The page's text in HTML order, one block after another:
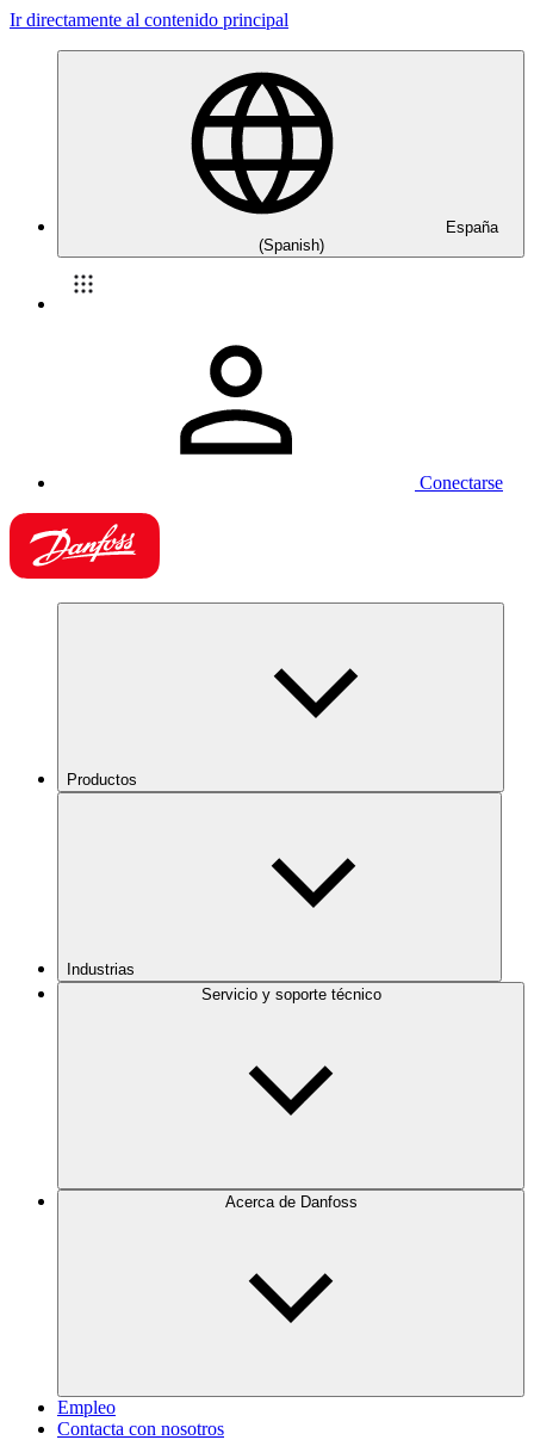
Ir directamente al contenido principal
España
(Spanish)
Conectarse
Productos
Industrias
Servicio y soporte técnico
Acerca de Danfoss
Empleo
Contacta con nosotros